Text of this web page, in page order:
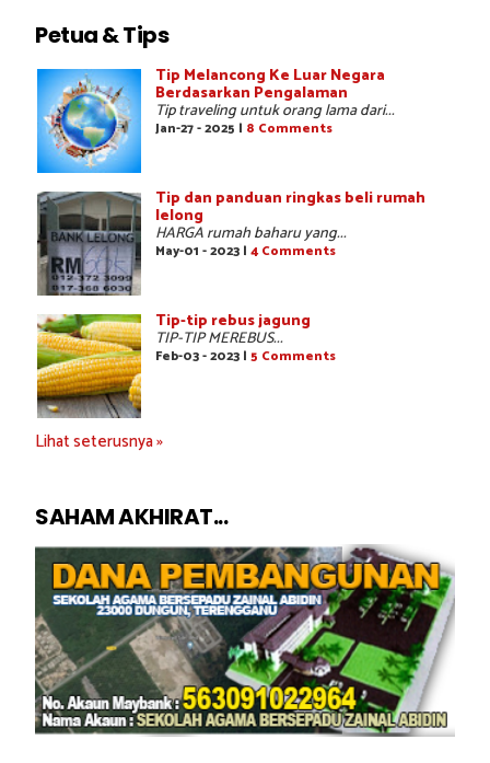
Petua & Tips
Tip Melancong Ke Luar Negara
Berdasarkan Pengalaman
Tip traveling untuk orang lama dari...
Jan-27 - 2025 | 8 Comments
Tip dan panduan ringkas beli rumah
lelong
HARGA rumah baharu yang...
May-01 - 2023 | 4 Comments
Tip-tip rebus jagung
TIP-TIP MEREBUS...
Feb-03 - 2023 | 5 Comments
Lihat seterusnya »
SAHAM AKHIRAT...